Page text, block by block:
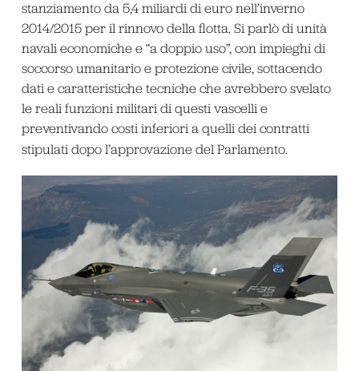
stanziamento da 5,4 miliardi di euro nell’inverno
2014/2015 per il rinnovo della flotta. Si parlò di unità
navali economiche e “a doppio uso”, con impieghi di
soccorso umanitario e protezione civile, sottacendo
dati e caratteristiche tecniche che avrebbero svelato
le reali funzioni militari di questi vascelli e
preventivando costi inferiori a quelli dei contratti
stipulati dopo l’approvazione del Parlamento.